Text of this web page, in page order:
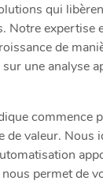
qui
Notre expertise
de
une analyse
commence
de valeur. Nous
permet de